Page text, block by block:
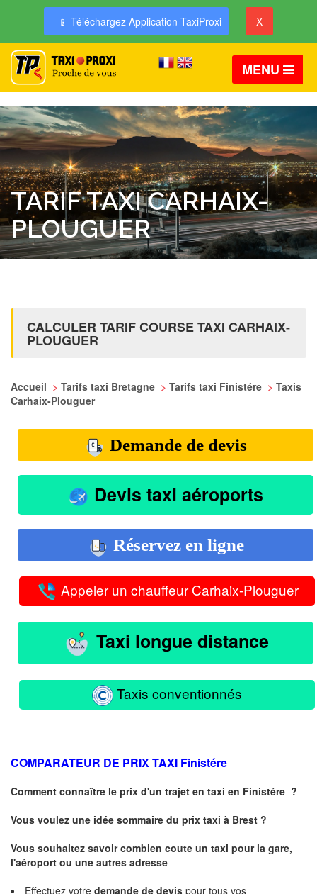
📱 Téléchargez Application TaxiProxi X
MENU
TARIF TAXI CARHAIX-
PLOUGUER
CALCULER TARIF COURSE TAXI CARHAIX-
PLOUGUER
Accueil > Tarifs taxi Bretagne > Tarifs taxi Finistére > Taxis
Carhaix-Plouguer
Demande de devis
Devis taxi aéroports
Réservez en ligne
Appeler un chauffeur Carhaix-Plouguer
Taxi longue distance
Taxis conventionnés
COMPARATEUR DE PRIX TAXI Finistére
Comment connaître le prix d'un trajet en taxi en Finistére ?
Vous voulez une idée sommaire du prix taxi à Brest ?
Vous souhaitez savoir combien coute un taxi pour la gare,
l'aéroport ou une autres adresse
Effectuez votre demande de devis pour tous vos